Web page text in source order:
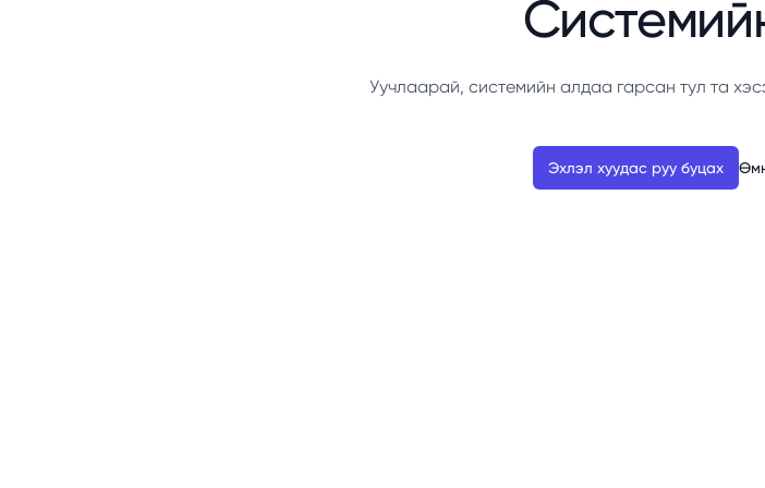
Уучлаарай, системийн алдаа гарсан тул та
Эхлэл хуудас руу буцах